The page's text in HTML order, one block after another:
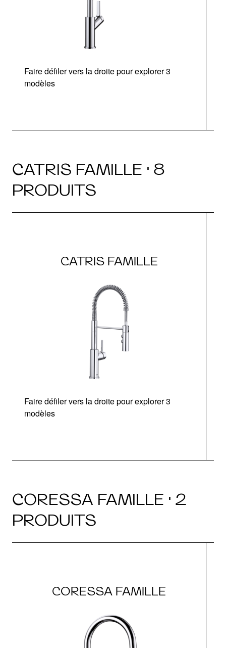
Faire défiler vers la droite pour explorer 3
modèles
CATRIS FAMILLE · 8
PRODUITS
CATRIS FAMILLE
Faire défiler vers la droite pour explorer 3
modèles
CORESSA FAMILLE · 2
PRODUITS
CORESSA FAMILLE